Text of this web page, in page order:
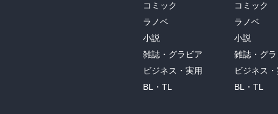
コミック
ラノベ
小説
雑誌・グラビア
ビジネス・実用
BL・TL
コミック
ラノベ
小説
雑誌・グ
ビジネス
BL・TL